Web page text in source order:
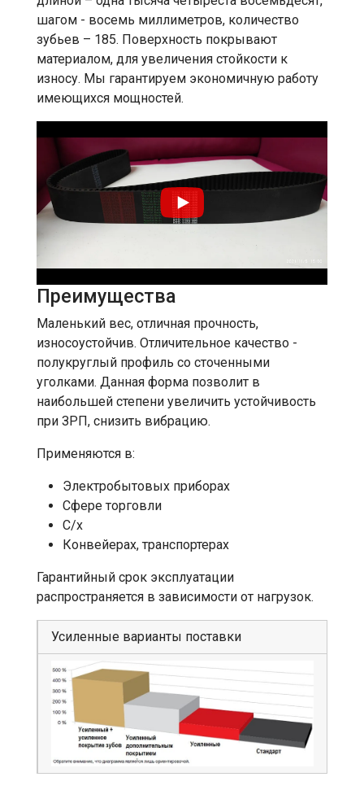
шагом - восемь миллиметров, количество
зубьев – 185. Поверхность покрывают
материалом, для увеличения стойкости к
износу. Мы гарантируем экономичную работу
имеющихся мощностей.
Преимущества
Маленький вес, отличная прочность,
износоустойчив. Отличительное качество -
полукруглый профиль со сточенными
уголками. Данная форма позволит в
наибольшей степени увеличить устойчивость
при ЗРП, снизить вибрацию.
Применяются в:
Электробытовых приборах
Сфере торговли
С/х
Конвейерах, транспортерах
Гарантийный срок эксплуатации
распространяется в зависимости от нагрузок.
Усиленные варианты поставки